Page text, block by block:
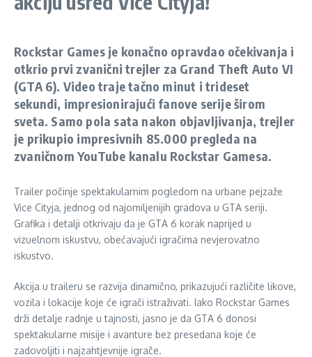
Rockstar Games je konačno opravdao očekivanja i
otkrio prvi zvanični trejler za Grand Theft Auto VI
(GTA 6). Video traje tačno minut i trideset
sekundi, impresionirajući fanove serije širom
sveta. Samo pola sata nakon objavljivanja, trejler
je prikupio impresivnih 85.000 pregleda na
zvaničnom YouTube kanalu Rockstar Gamesa.
Trailer počinje spektakularnim pogledom na urbane pejzaže
Vice Cityja, jednog od najomiljenijih gradova u GTA seriji.
Grafika i detalji otkrivaju da je GTA 6 korak naprijed u
vizuelnom iskustvu, obećavajući igračima nevjerovatno
iskustvo.
Akcija u traileru se razvija dinamično, prikazujući različite likove,
vozila i lokacije koje će igrači istraživati. Iako Rockstar Games
drži detalje radnje u tajnosti, jasno je da GTA 6 donosi
spektakularne misije i avanture bez presedana koje će
zadovoljiti i najzahtjevnije igrače.